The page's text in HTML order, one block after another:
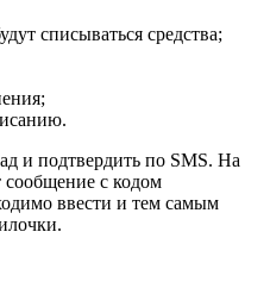
списываться средства;
и подтвердить по SMS. На
сообщение с кодом
ввести и тем самым